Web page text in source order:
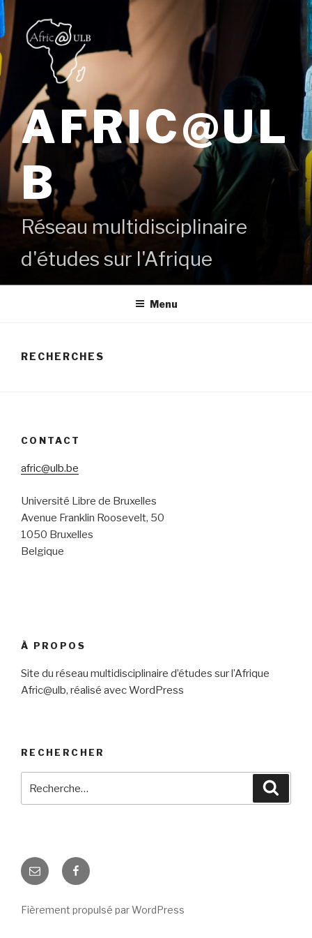
Aller
au
contenu
principal
AFRIC@UL
B
Réseau multidisciplinaire
d'études sur l'Afrique
Menu
RECHERCHES
CONTACT
afric@ulb.be
Université Libre de Bruxelles
Avenue Franklin Roosevelt, 50
1050 Bruxelles
Belgique
À PROPOS
Site du réseau multidisciplinaire d’études sur l’Afrique
Afric@ulb, réalisé avec WordPress
RECHERCHER
pour
E-
mail
Facebook
Fièrement propulsé par WordPress